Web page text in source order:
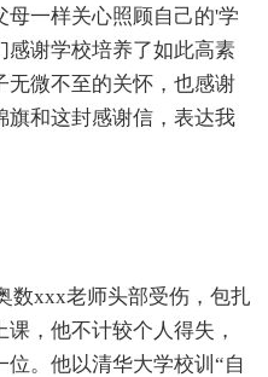
一样关心照顾自己的'学
感谢学校培养了如此高素
无微不至的关怀，也感谢
旗和这封感谢信，表达我
数xxx老师头部受伤，包扎
，他不计较个人得失，
。他以清华大学校训“自